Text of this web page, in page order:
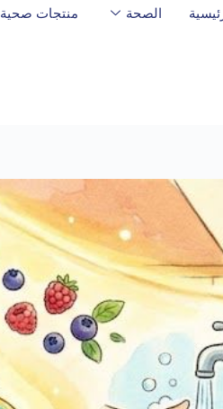
الصحة منتجات صحية